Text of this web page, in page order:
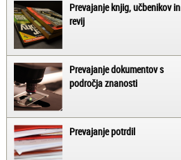
Prevajanje knjig, učbenikov in
revij
Prevajanje dokumentov s
področja znanosti
Prevajanje potrdil